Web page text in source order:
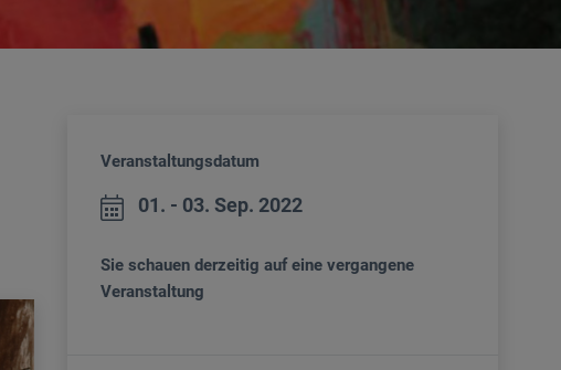
Veranstaltungsdatum
01. - 03. Sep. 2022
Sie schauen derzeitig auf eine vergangene
Veranstaltung